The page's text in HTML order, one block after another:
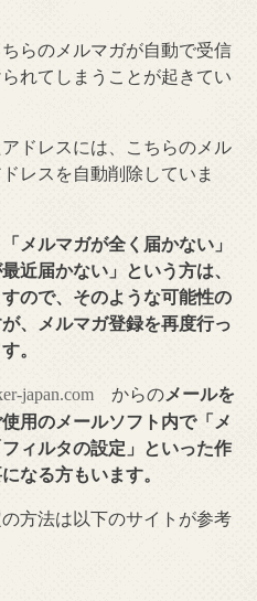
らのメルマガが自動で受信
れてしまうことが起きてい
ドレスには、こちらのメル
レスを自動削除していま
メルマガが全く届かない」
近届かない」という方は、
ので、そのような可能性の
、メルマガ登録を再度行っ
。
japan.com からのメールを
用のメールソフト内で「メ
ィルタの設定」といった作
なる方もいます。
方法は以下のサイトが参考